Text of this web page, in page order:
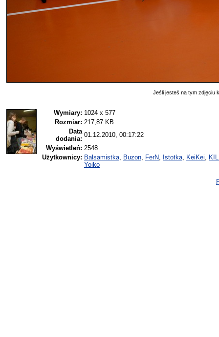
Jeśli jesteś na tym zdjęciu
Wymiary: 1024 x 577
Rozmiar: 217,87 KB
Data
dodania:
01.12.2010, 00:17:22
Wyświetleń: 2548
Użytkownicy: Balsamistka Buzon FerN Istotka KeiKei
Yoiko